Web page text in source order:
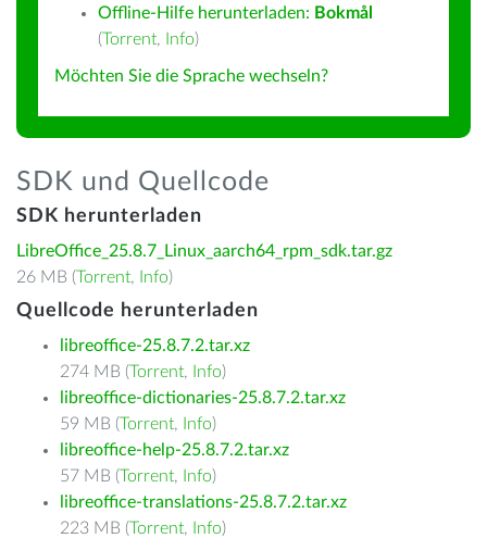
Offline-Hilfe herunterladen: Bokmål
(Torrent, Info)
Möchten Sie die Sprache wechseln?
SDK und Quellcode
SDK herunterladen
LibreOffice_25.8.7_Linux_aarch64_rpm_sdk.tar.gz
26 MB (Torrent, Info)
Quellcode herunterladen
libreoffice-25.8.7.2.tar.xz
274 MB (Torrent, Info)
libreoffice-dictionaries-25.8.7.2.tar.xz
59 MB (Torrent, Info)
libreoffice-help-25.8.7.2.tar.xz
57 MB (Torrent, Info)
libreoffice-translations-25.8.7.2.tar.xz
223 MB (Torrent, Info)